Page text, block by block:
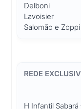
Delboni
Lavoisier
Salomão e Zoppi
H Infantil Sabará